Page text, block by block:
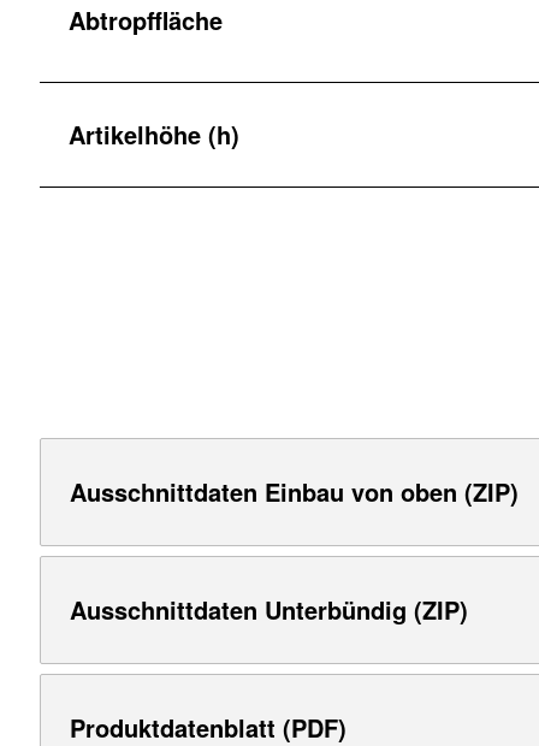
Abtropffläche
Artikelhöhe (h)
Ausschnittdaten Einbau von oben (ZIP)
Ausschnittdaten Unterbündig (ZIP)
Produktdatenblatt (PDF)